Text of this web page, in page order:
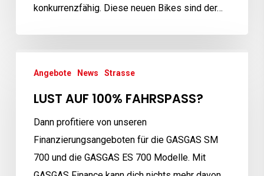
konkurrenzfähig. Diese neuen Bikes sind der…
100%
Angebote News Strasse
LUST AUF 100% FAHRSPASS?
Dann profitiere von unseren
Finanzierungsangeboten für die GASGAS SM
700 und die GASGAS ES 700 Modelle. Mit